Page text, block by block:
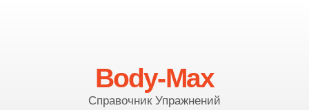
Body-Max
Справочник Упражнений